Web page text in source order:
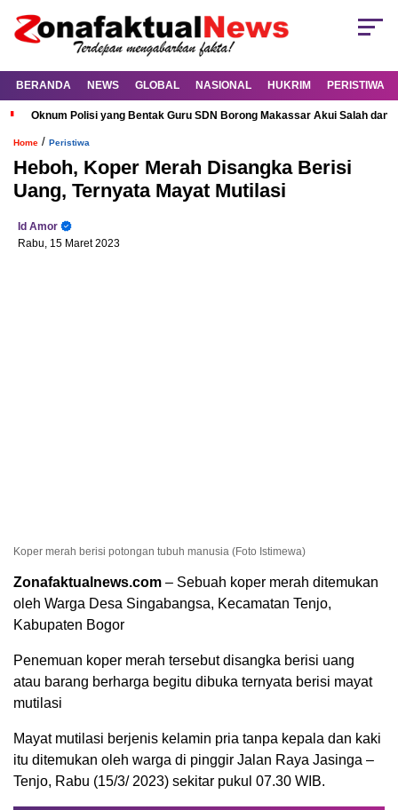
BERANDA NEWS GLOBAL NASIONAL HUKRIM PERISTIWA
Oknum Polisi yang Bentak Guru SDN Borong Makassar Akui Salah dan
Home / Peristiwa
Heboh, Koper Merah Disangka Berisi
Uang, Ternyata Mayat Mutilasi
Id Amor
Rabu, 15 Maret 2023
Koper merah berisi potongan tubuh manusia (Foto Istimewa)
Zonafaktualnews.com – Sebuah koper merah ditemukan
oleh Warga Desa Singabangsa, Kecamatan Tenjo,
Kabupaten Bogor
Penemuan koper merah tersebut disangka berisi uang
atau barang berharga begitu dibuka ternyata berisi mayat
mutilasi
Mayat mutilasi berjenis kelamin pria tanpa kepala dan kaki
itu ditemukan oleh warga di pinggir Jalan Raya Jasinga –
Tenjo, Rabu (15/3/ 2023) sekitar pukul 07.30 WIB.